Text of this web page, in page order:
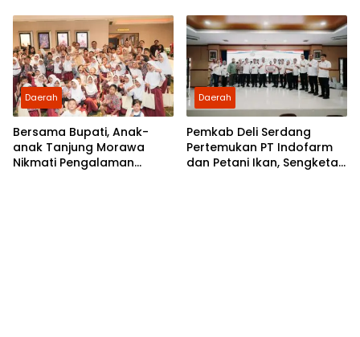
Daerah
Bersama Bupati, Anak-
anak Tanjung Morawa
Nikmati Pengalaman
Daerah
Pemkab Deli Serdang
Pertemukan PT Indofarm
dan Petani Ikan, Sengketa